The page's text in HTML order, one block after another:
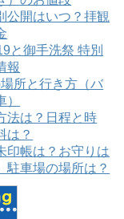
公開はいつ？拝観
と御手洗祭 特別
報
所と行き方（バ
法は？日程と時
は？
印帳は？お守りは
駐車場の場所は？